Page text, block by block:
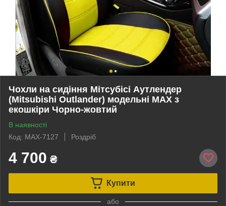
Чохли на сидіння Мітсубісі Аутлендер
(Mitsubishi Outlander) модельні MAX з
екошкіри Чорно-жовтий
В наявності
Код: MAX-7127
Роздріб
4 700 ₴
Купити
або